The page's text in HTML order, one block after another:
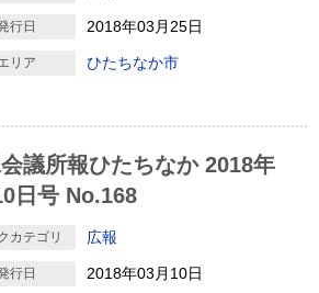
行日 2018年03月25日
リア ひたちなか市
議所報ひたちなか 2018年
日号 No.168
カテゴリ 広報
行日 2018年03月10日